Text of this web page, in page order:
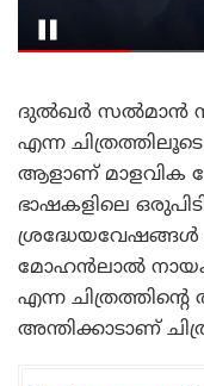
ദുൽഖർ സൽമാൻ
എന്ന
ആളാണ് മാളവിക
ഭാഷകളിലെ
ശ്രദ്ധേയവേഷങ്ങൾ
മോഹൻലാൽ
എന്ന
അന്തിക്കാടാണ്